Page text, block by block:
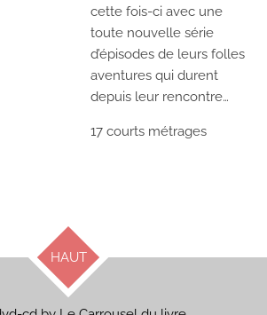
cette fois-ci avec une
toute nouvelle série
d’épisodes de leurs folles
aventures qui durent
depuis leur rencontre…
17 courts métrages
HAUT